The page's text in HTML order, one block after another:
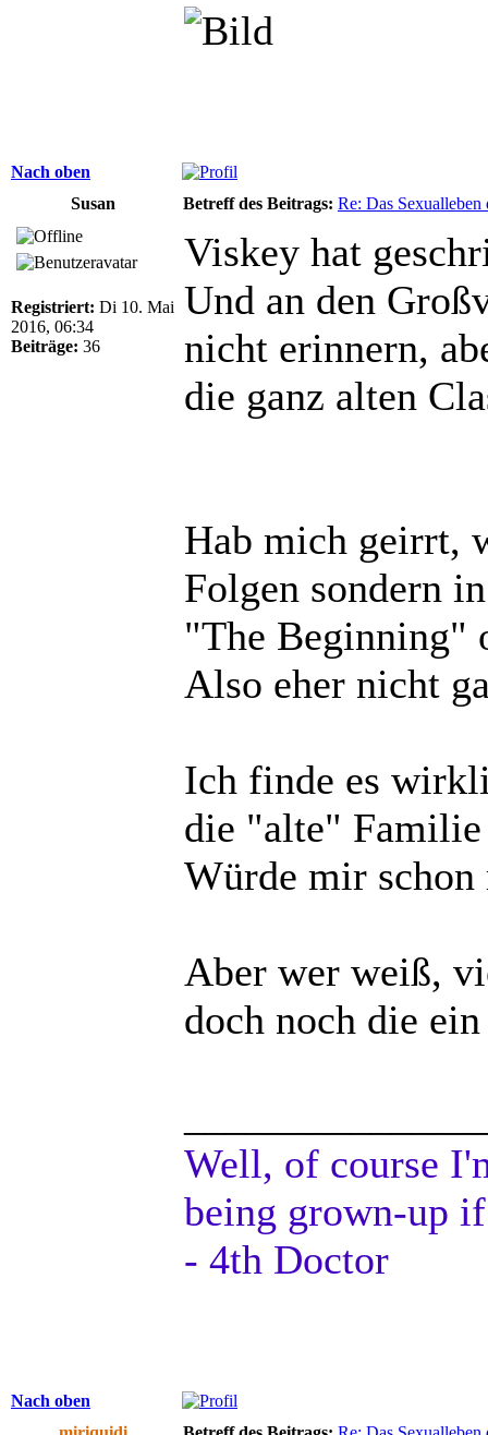
Nach oben
Susan
Betreff des Beitrags: Re: Das
Registriert: Di 10. Mai
2016, 06:34
Beiträge: 36
Viskey hat
Und an den
nicht erinnern,
die ganz alten
Hab mich geirrt,
Folgen sondern
"The Beginning"
Also eher nicht
Ich finde es
die "alte" Familie
Würde mir schon
Aber wer weiß,
doch noch die
Well, of course
being grown-up
- 4th Doctor
Nach oben